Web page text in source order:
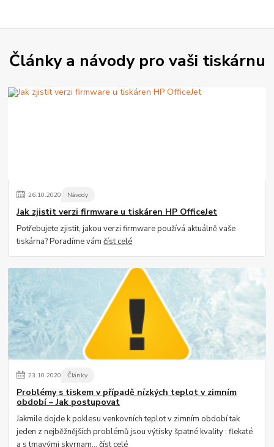
Články a návody pro vaši tiskárnu
26.10.2020 Návody
Jak zjistit verzi firmware u tiskáren HP OfficeJet
Potřebujete zjistit, jakou verzi firmware používá aktuálně vaše
tiskárna? Poradíme vámčíst celé
23.10.2020 Články
Problémy s tiskem v případě nízkých teplot v zimním
období – Jak postupovat
Jakmile dojde k poklesu venkovních teplot v zimním období tak
jeden z nejběžnějších problémů jsou výtisky špatné kvality : flekaté
a s tmavými skvrnam...číst celé